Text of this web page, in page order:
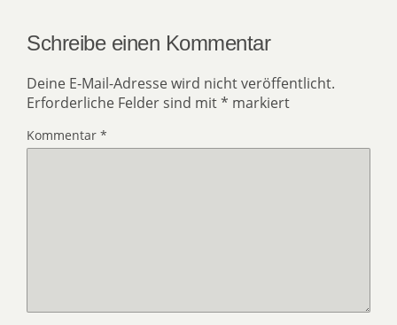
Schreibe einen Kommentar
Deine E-Mail-Adresse wird nicht veröffentlicht.
Erforderliche Felder sind mit* markiert
Kommentar *